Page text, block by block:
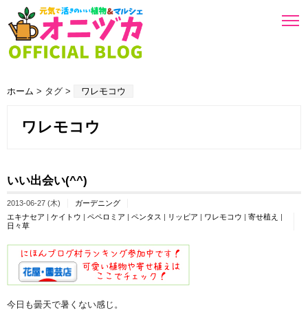
ホーム > タグ > ワレモコウ
ワレモコウ
いい出会い(^^)
2013-06-27 (木)
ガーデニング
エキナセア | ケイトウ | ペペロミア | ペンタス | リッピア | ワレモコウ | 寄せ植え |
日々草
今日も曇天で暑くない感じ。